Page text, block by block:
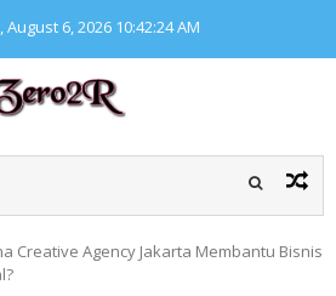
6, 2026 10:42:25 AM
Creative Agency Jakarta Membantu Bisnis